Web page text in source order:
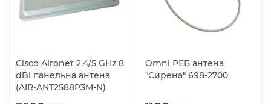
Cisco Aironet 2.4/5 GHz 8
dBi панельна антена
(AIR-ANT2588P3M-N)
Omni РЕБ антена
"Сирена" 698-2700